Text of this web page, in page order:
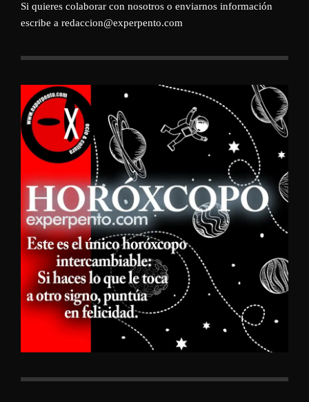
Si quieres colaborar con nosotros o enviarnos información
escribe a redaccion@experpento.com